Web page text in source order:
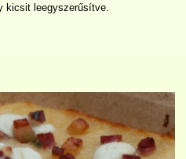
kicsit leegyszerűsítve.